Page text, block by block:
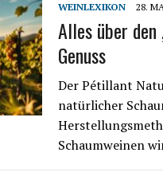
WEINLEXIKON 28.
Alles über
Genuss
Der Pétillant
natürlicher
Schaumweinen